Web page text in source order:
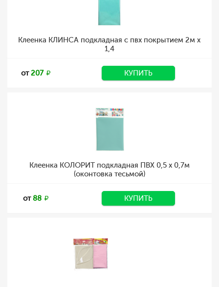
Клеенка КЛИНСА подкладная с пвх покрытием 2м х
1,4
от207 КУПИТЬ
Клеенка КОЛОРИТ подкладная ПВХ 0,5 х 0,7м
(оконтовка тесьмой)
от88 КУПИТЬ